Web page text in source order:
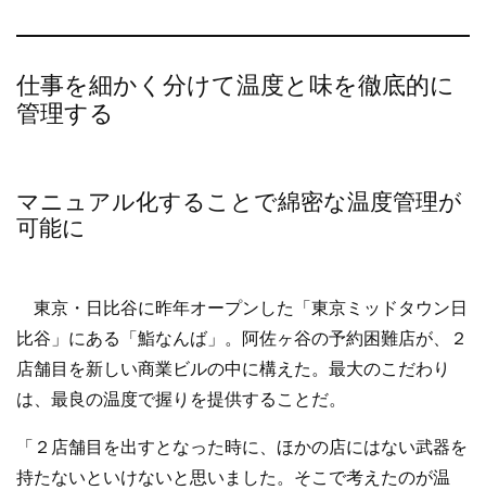
k
仕事を細かく分けて温度と味を徹底的に
管理する
マニュアル化することで綿密な温度管理が
可能に
東京・日比谷に昨年オープンした「東京ミッドタウン日
比谷」にある「鮨なんば」。阿佐ヶ谷の予約困難店が、２
店舗目を新しい商業ビルの中に構えた。最大のこだわり
は、最良の温度で握りを提供することだ。
「２店舗目を出すとなった時に、ほかの店にはない武器を
持たないといけないと思いました。そこで考えたのが温